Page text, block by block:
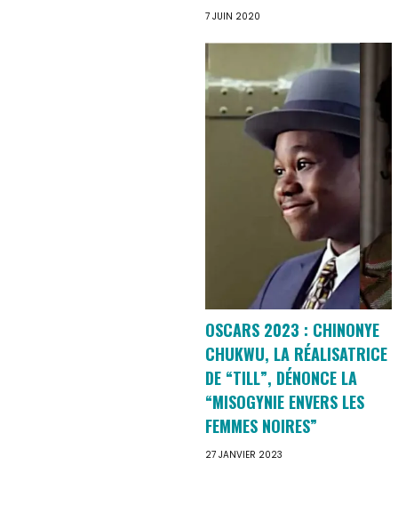
7 JUIN 2020
OSCARS 2023 : CHINONYE
CHUKWU, LA RÉALISATRICE
DE “TILL”, DÉNONCE LA
“MISOGYNIE ENVERS LES
FEMMES NOIRES”
27 JANVIER 2023